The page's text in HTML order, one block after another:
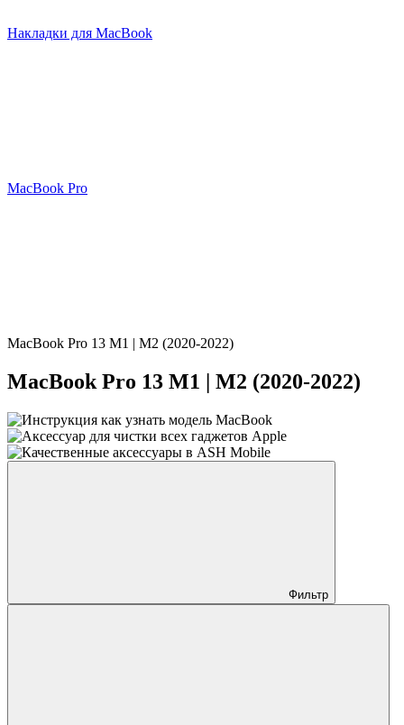
Накладки для MacBook
MacBook Pro
MacBook Pro 13 M1 | M2 (2020-2022)
MacBook Pro 13 M1 | M2 (2020-2022)
Фильтр